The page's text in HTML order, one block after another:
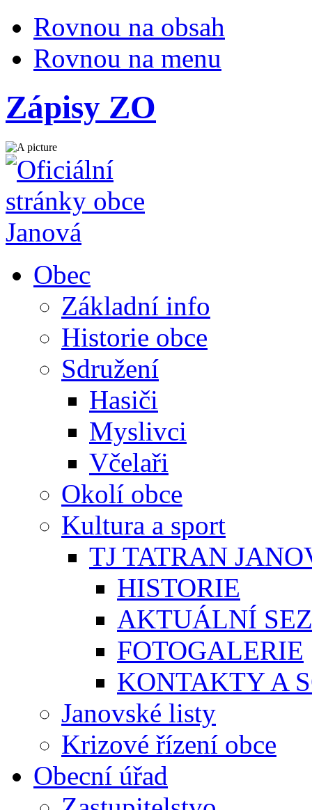
Rovnou na obsah
Rovnou na menu
Zápisy ZO
Obec
Základní info
Historie obce
Sdružení
Hasiči
Myslivci
Včelaři
Okolí obce
Kultura a sport
TJ TATRAN
HISTORIE
AKTUÁLNÍ
FOTOGALERIE
KONTAKTY A
Janovské listy
Krizové řízení obce
Obecní úřad